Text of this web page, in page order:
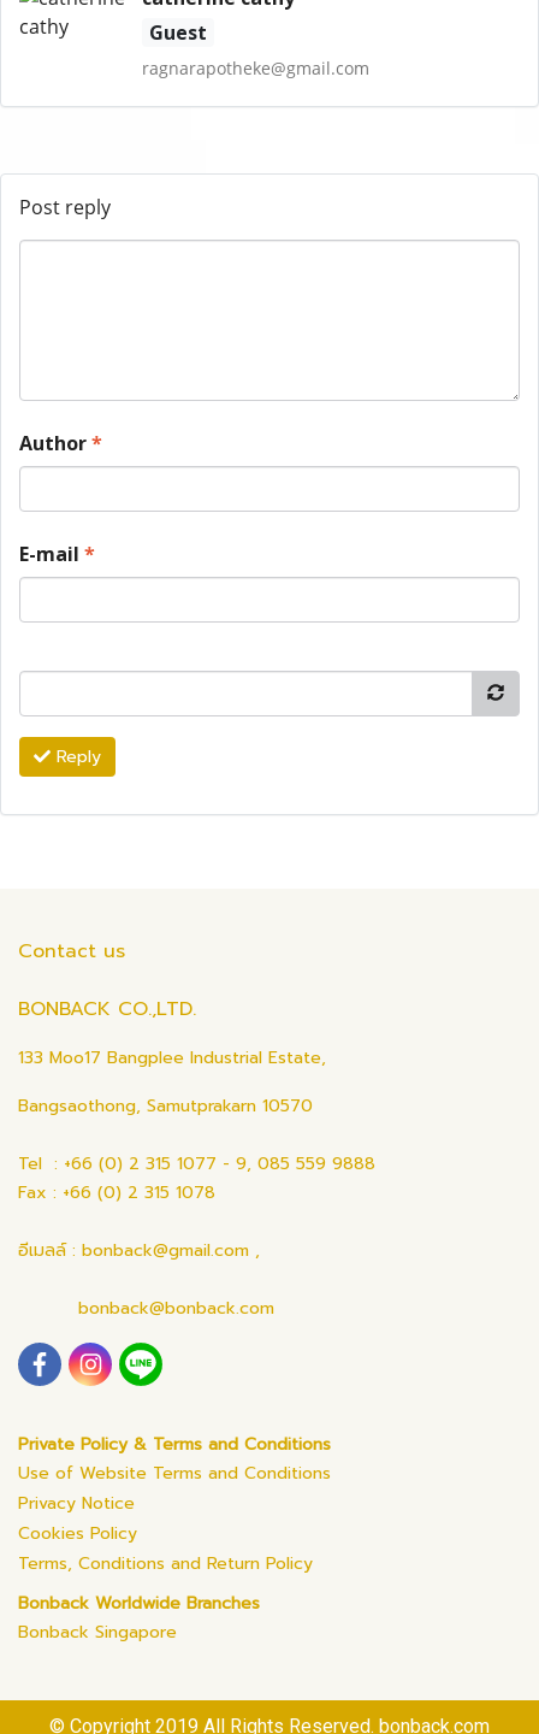
Guest
ragnarapotheke@gmail.com
Post reply
Author*
E-mail *
Reply
Contact us
BONBACK CO.,LTD.
133 Moo17 Bangplee Industrial Estate,
Bangsaothong, Samutprakarn 10570
Tel : +66 (0) 2 315 1077 - 9, 085 559 9888
Fax : +66 (0) 2 315 1078
อีเมลล์ : bonback@gmail.com ,
bonback@bonback.com
Private Policy & Terms and Conditions
Use of Website Terms and Conditions
Privacy Notice
Cookies Policy
Terms, Conditions and Return Policy
Bonback Worldwide Branches
Bonback Singapore
© Copyright 2019 All Rights Reserved. bonback.com